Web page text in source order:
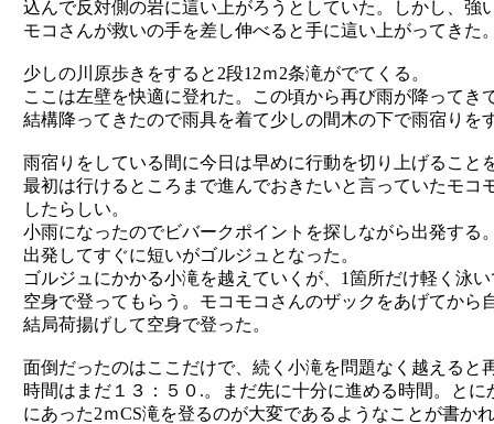
込んで反対側の岩に這い上がろうとしていた。しかし、
モコさんが救いの手を差し伸べると手に這い上がってき
少しの川原歩きをすると2段12ｍ2条滝がでてくる。
ここは左壁を快適に登れた。この頃から再び雨が降って
結構降ってきたので雨具を着て少しの間木の下で雨宿りを
雨宿りをしている間に今日は早めに行動を切り上げること
最初は行けるところまで進んでおきたいと言っていたモ
したらしい。
小雨になったのでビバークポイントを探しながら出発する
出発してすぐに短いがゴルジュとなった。
ゴルジュにかかる小滝を越えていくが、1箇所だけ軽く泳
空身で登ってもらう。モコモコさんのザックをあげてか
結局荷揚げして空身で登った。
面倒だったのはここだけで、続く小滝を問題なく越える
時間はまだ１３：５０.。まだ先に十分に進める時間。と
にあった2ｍCS滝を登るのが大変であるようなことが書